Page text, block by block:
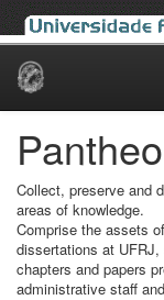
Skip
Collect, preserve and
areas of knowledge.
Comprise the assets
dissertations at
chapters and papers
administrative staff